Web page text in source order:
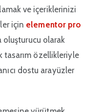
ve içeriklerinizi
için elementor pro
olarak
tasarım özellikleriyle
dostu arayüzler